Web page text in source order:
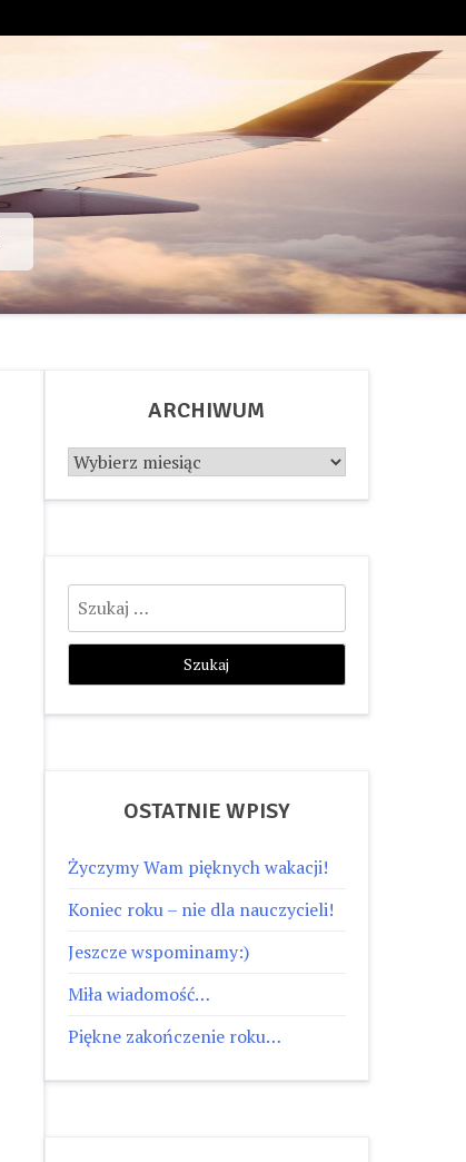
ARCHIWUM
Archiwum
Szukaj:
OSTATNIE WPISY
Życzymy Wam pięknych wakacji!
Koniec roku – nie dla nauczycieli!
Jeszcze wspominamy:)
Miła wiadomość…
Piękne zakończenie roku…